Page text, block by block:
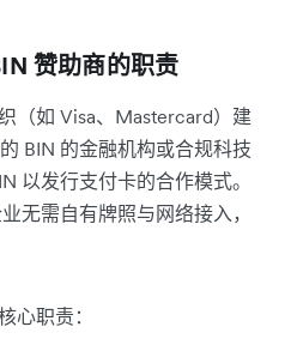
赞助商的职责
（如 Visa、Mastercard）建
BIN 的金融机构或合规科技
以发行支付卡的合作模式。
无需自有牌照与网络接入，
心职责：​